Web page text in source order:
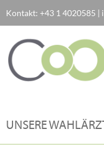
Inhalt
springen
Kontakt: +43 1 4020585 |
UNSERE